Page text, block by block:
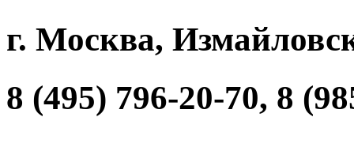
г. Москва,
8 (495) 796-20-70, 8